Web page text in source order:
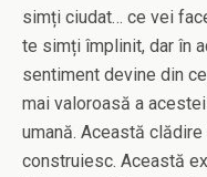
simți ciudat… ce vei
te simți împlinit, dar în
sentiment devine din
mai valoroasă a
umană. Această
construiesc. Această